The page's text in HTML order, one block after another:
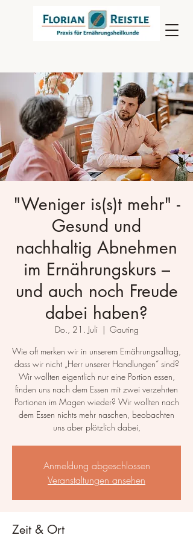
"Weniger is(s)t mehr" -
Gesund und
nachhaltig Abnehmen
im Ernährungskurs –
und auch noch Freude
dabei haben?
Do., 21. Juli
  |
Gauting
Wie oft merken wir in unserem Ernährungsalltag,
dass wir nicht „Herr unserer Handlungen“ sind?
Wir wollten eigentlich nur eine Portion essen,
finden uns nach dem Essen mit zwei verzehrten
Portionen im Magen wieder? Wir wollten nach
dem Essen nichts mehr naschen, beobachten
uns aber plötzlich dabei,
Anmeldung abgeschlossen
Veranstaltungen ansehen
Zeit & Ort